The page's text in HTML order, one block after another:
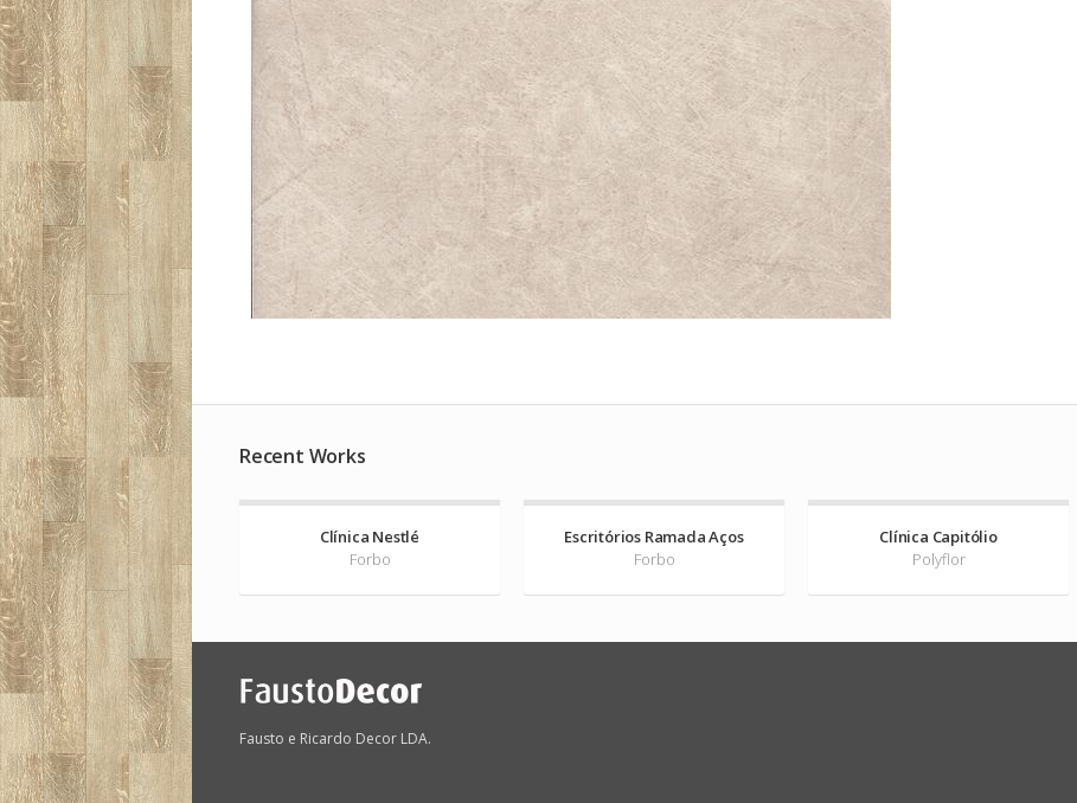
Recent Works
Clínica Nestlé
Forbo
Escritórios Ramada Aços
Forbo
Clínica Capitólio
Polyflor
Fausto e Ricardo Decor LDA.